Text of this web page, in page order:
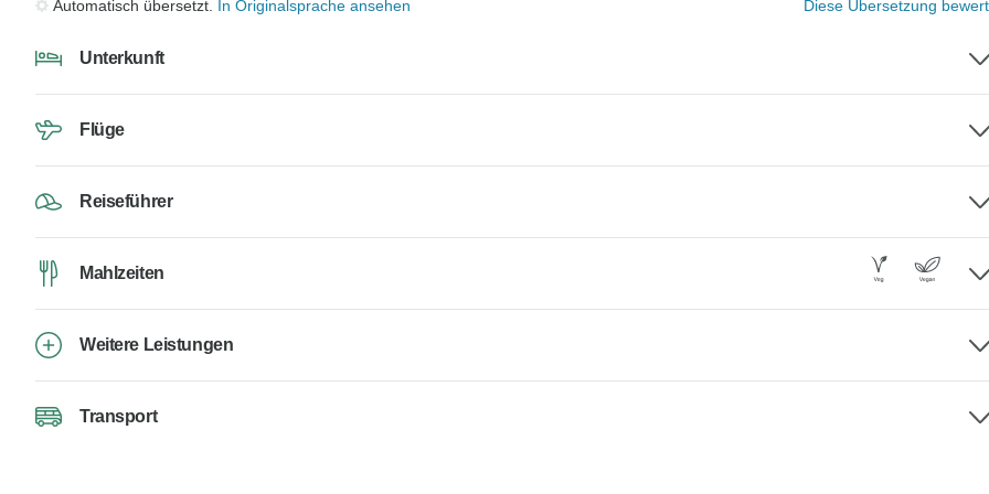
Automatisch übersetzt. In Originalsprache ansehen Diese Übersetzung
Unterkunft
Flüge
Reiseführer
Mahlzeiten
Weitere Leistungen
Transport